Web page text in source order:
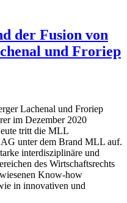
der Fusion von
und Froriep
Lachenal und Froriep
im Dezember 2020
tritt die MLL
unter dem Brand MLL auf.
interdisziplinäre und
des Wirtschaftsrechts
Know-how
in innovativen und